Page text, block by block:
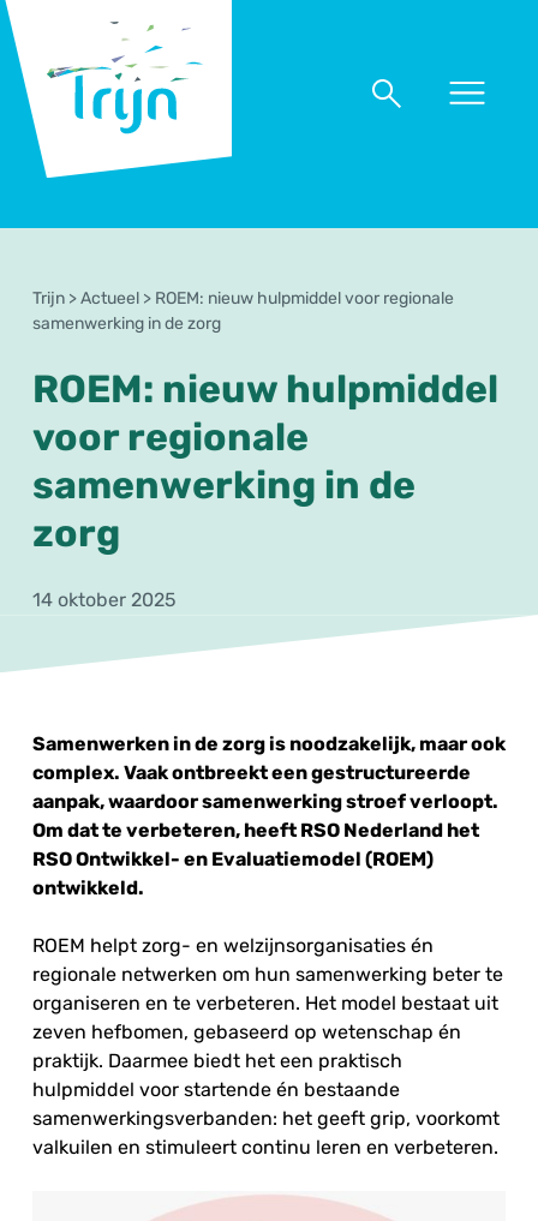
Trijn
Naar
Naar
Trijn >Actueel > ROEM: nieuw hulpmiddel voor regionale
samenwerking in de zorg
ROEM: nieuw hulpmiddel
voor regionale
samenwerking in de
zorg
14 oktober 2025
Samenwerken in de zorg is noodzakelijk, maar ook
complex. Vaak ontbreekt een gestructureerde
aanpak, waardoor samenwerking stroef verloopt.
Om dat te verbeteren, heeft RSO Nederland het
RSO Ontwikkel- en Evaluatiemodel (ROEM)
ontwikkeld.
ROEM helpt zorg- en welzijnsorganisaties én
regionale netwerken om hun samenwerking beter te
organiseren en te verbeteren. Het model bestaat uit
zeven hefbomen, gebaseerd op wetenschap én
praktijk. Daarmee biedt het een praktisch
hulpmiddel voor startende én bestaande
samenwerkingsverbanden: het geeft grip, voorkomt
valkuilen en stimuleert continu leren en verbeteren.